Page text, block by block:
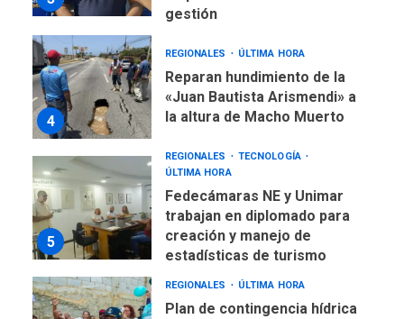
gestión
4
REGIONALES ÚLTIMA HORA
Reparan hundimiento de la
«Juan Bautista Arismendi» a
la altura de Macho Muerto
5
REGIONALES
TECNOLOGÍA
ÚLTIMA HORA
Fedecámaras NE y Unimar
trabajan en diplomado para
creación y manejo de
estadísticas de turismo
REGIONALES ÚLTIMA HORA
Plan de contingencia hídrica